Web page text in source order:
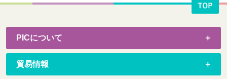
PICについて
貿易情報